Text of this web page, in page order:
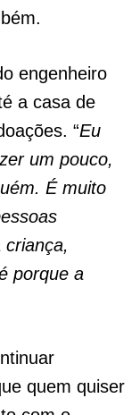
engenheiro
a casa de
“Eu
um pouco,
É muito
porque a
quem quiser